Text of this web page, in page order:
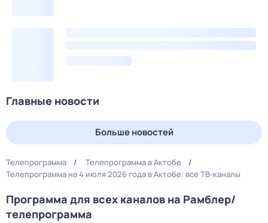
Главные новости
Больше новостей
Телепрограмма
Телепрограмма в Актобе
Телепрограмма на 4 июля 2026 года в Актобе: все ТВ-каналы
Программа для всех каналов на Рамблер/
телепрограмма